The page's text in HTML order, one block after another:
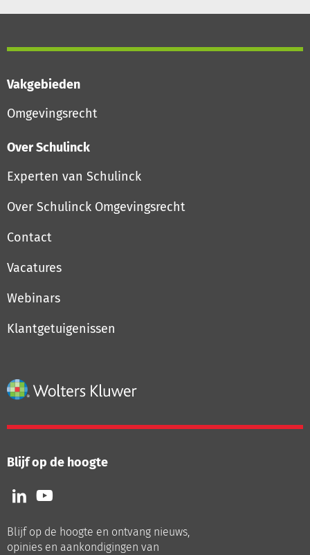
Vakgebieden
Omgevingsrecht
Over Schulinck
Experten van Schulinck
Over Schulinck Omgevingsrecht
Contact
Vacatures
Webinars
Klantgetuigenissen
Blijf op de hoogte
Volg
ons
LinkedIn
Volg
ons
Youtube
Blijf op de hoogte en ontvang nieuws,
opinies en aankondigingen van